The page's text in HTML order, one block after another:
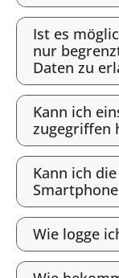
Ist es
nur
Daten zu
Kann ich
zugegriffen
Kann ich
Wie logge